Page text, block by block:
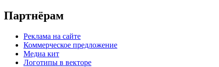
Партнёрам
Реклама на сайте
Коммерческое предложение
Медиа кит
Логотипы в векторе